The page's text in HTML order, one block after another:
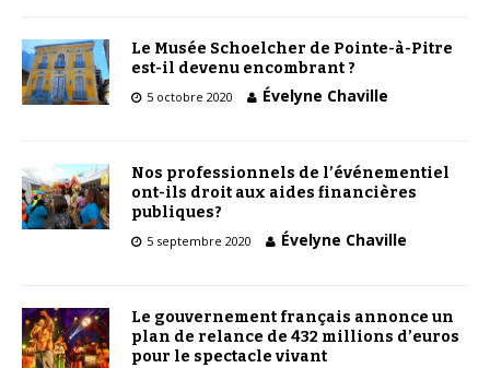
Le Musée Schoelcher de Pointe-à-Pitre
est-il devenu encombrant ?
5 octobre 2020 Évelyne Chaville
Nos professionnels de l’événementiel
ont-ils droit aux aides financières
publiques?
5 septembre 2020 Évelyne Chaville
Le gouvernement français annonce un
plan de relance de 432 millions d’euros
pour le spectacle vivant